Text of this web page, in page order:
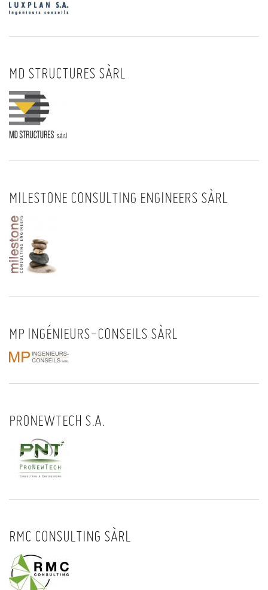
MD STRUCTURES SÀRL
MILESTONE CONSULTING ENGINEERS SÀRL
MP INGÉNIEURS-CONSEILS SÀRL
PRONEWTECH S.A.
RMC CONSULTING SÀRL